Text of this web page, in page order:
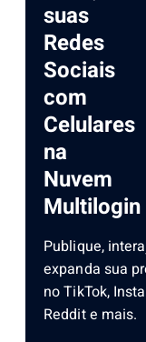
suas
Redes
Sociais
com
Celulares
na
Nuvem
Multilogin
Publique,
expanda sua
no TikTok,
Reddit e mais.